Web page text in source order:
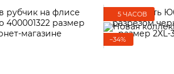
5 ЧАСОВ
−34%